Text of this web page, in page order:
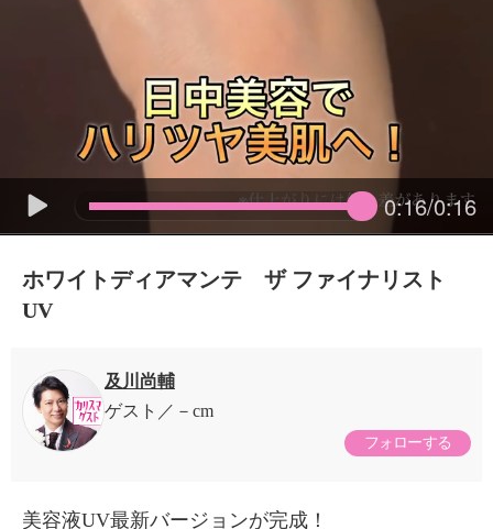
0:16/0:16
ホワイトディアマンテ ザ ファイナリスト
UV
及川尚輔
ゲスト
－cm
フォローする
美容液UV最新バージョンが完成！